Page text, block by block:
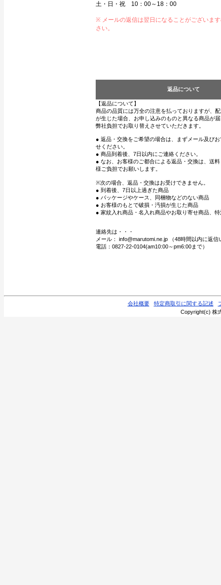
土・日・祝 10：00～18：00
※ メールの返信は翌日になることがございま
さい。
返品について
【返品について】
商品の品質には万全の注意を払っておりますが、
が生じた場合、お申し込みのものと異なる商品が
弊社負担でお取り替えさせていただきます。
● 返品・交換をご希望の場合は、まずメール及び
せください。
● 商品到着後、7日以内にご連絡ください。
● なお、お客様のご都合による返品・交換は、送
様ご負担でお願いします。
※次の場合、返品・交換はお受けできません。
● 到着後、7日以上過ぎた商品
● パッケージやケース、同梱物などのない商品
● お客様のもとで破損・汚損が生じた商品
● 家紋入れ商品・名入れ商品やお取り寄せ商品、
連絡先は・・・
メール： info@marutomi.ne.jp （48時間以内に返信
電話：0827-22-0104(am10:00～pm6:00まで）
会社概要 特定商取引に関する記述
Copyright(c) 株